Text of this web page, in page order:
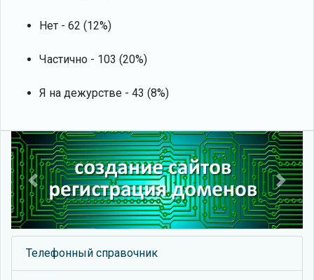
Нет - 62 (12%)
Частично - 103 (20%)
Я на дежурстве - 43 (8%)
Previous Next
Телефонный справочник